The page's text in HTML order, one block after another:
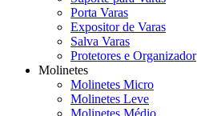
Porta Varas
Expositor de Varas
Salva Varas
Protetores e Organizador
Molinetes
Molinetes Micro
Molinetes Leve
Molinetes Médio